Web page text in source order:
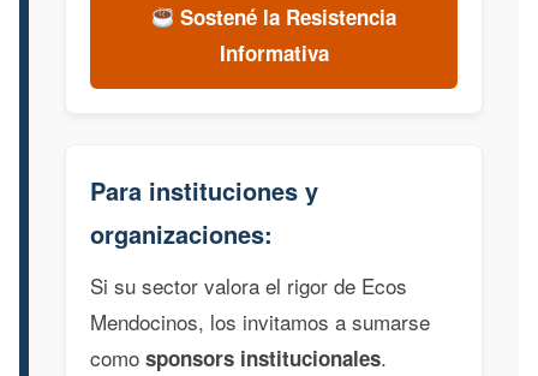
Sostené la Resistencia
Informativa
Para instituciones y
organizaciones:
Si su sector valora el rigor de Ecos
Mendocinos, los invitamos a sumarse
como sponsors institucionales.